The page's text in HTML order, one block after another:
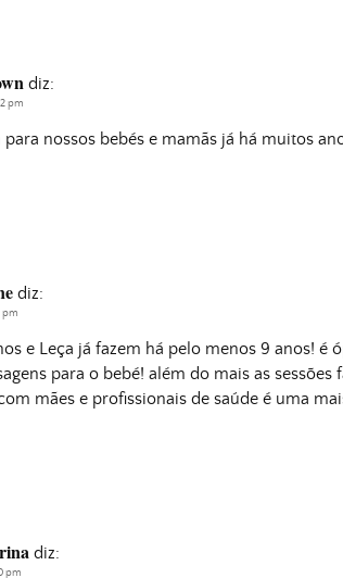
diz:
pm
para nossos bebés e mamãs já há muitos
diz:
pm
e Leça já fazem há pelo menos 9 anos!
para o bebé! além do mais as
mães e profissionais de saúde é uma
diz:
pm